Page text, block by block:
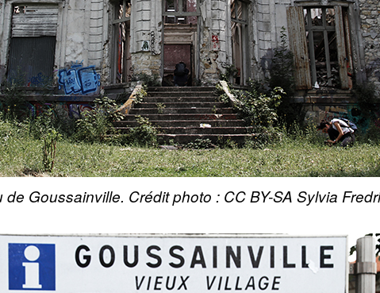
Goussainville. Crédit photo : CC BY-SA Sylvia